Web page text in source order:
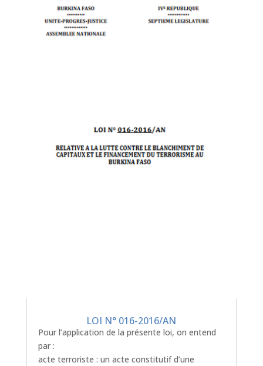
LOI N° 016-2016/AN
Pour l’application de la présente loi, on entend
par :
acte terroriste : un acte constitutif d’une